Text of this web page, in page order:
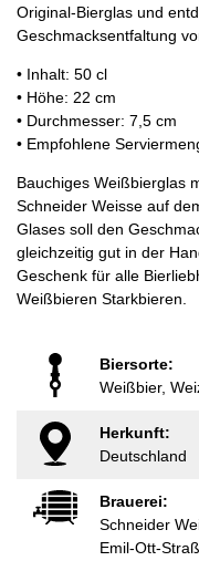
Original-Bierglas und
Geschmacksentfaltung
• Inhalt: 50 cl
• Höhe: 22 cm
• Durchmesser: 7,5 cm
• Empfohlene
Bauchiges Weißbierglas
Schneider Weisse auf
Glases soll den
gleichzeitig gut in der
Geschenk für alle
Weißbieren Starkbieren.
Biersorte:
Weißbier,
Herkunft:
Deutschland
Brauerei:
Schneider
Emil-Ott-